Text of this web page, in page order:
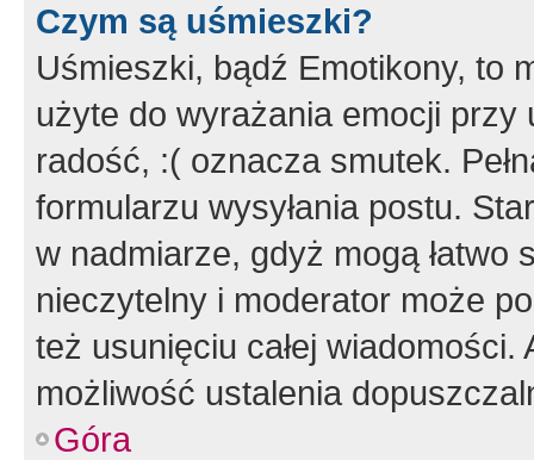
Czym są uśmieszki?
Uśmieszki, bądź Emotikony, to
użyte do wyrażania emocji
radość, :( oznacza smutek.
formularzu wysyłania postu.
w nadmiarze, gdyż mogą
nieczytelny i moderator może
też usunięciu całej
możliwość ustalenia
Góra